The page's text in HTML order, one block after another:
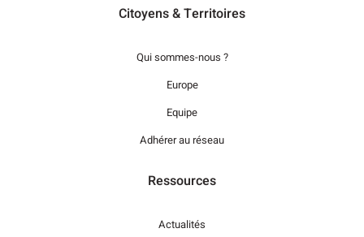
Citoyens & Territoires
Qui sommes-nous ?
Europe
Equipe
Adhérer au réseau
Ressources
Actualités